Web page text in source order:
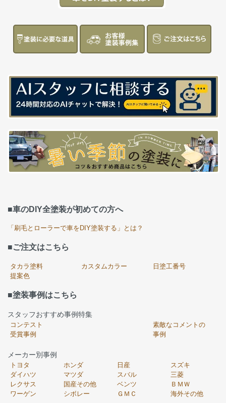
■車のDIY全塗装が初めての方へ
「刷毛とローラーで車をDIY塗装する」とは？
■ご注文はこちら
タカラ塗料
提案色
カスタムカラー 日塗工番号
■塗装事例はこちら
スタッフおすすめ事例特集
コンテスト
受賞事例
素敵なコメントの
事例
メーカー別事例
トヨタ ホンダ 日産
スズキ
ダイハツ
マツダ スバル
三菱
レクサス
国産その他 ベンツ
ＢＭＷ
ワーゲン
シボレー ＧＭＣ 海外その他